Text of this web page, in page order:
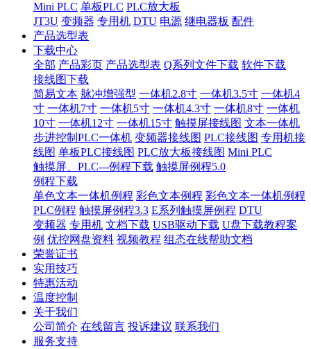
Mini PLC 单板PLC PLC放大板
JT3U 变频器 专用机 DTU 电源 继电器板 配件
产品选型表
下载中心
全部 产品彩页 产品选型表 Q系列文件下载 软件下载
接线图下载
简易文本 脉冲增强型 一体机2.8寸 一体机3.5寸 一体机4
寸 一体机7寸 一体机5寸 一体机4.3寸 一体机8寸 一体机
10寸 一体机12寸 一体机15寸 触摸屏接线图 文本一体机
步进控制PLC一体机 变频器接线图 PLC接线图 专用机接
线图 单板PLC接线图 PLC放大板接线图 Mini PLC
触摸屏、PLC---例程下载 触摸屏例程5.0
例程下载
单色文本一体机例程 彩色文本例程 彩色文本一体机例程
PLC例程 触摸屏例程3.3 E系列触摸屏例程 DTU
变频器 专用机 文档下载 USB驱动下载 U盘下载教程案
例 优控网盘资料 视频教程 组态在线帮助文档
荣誉证书
实用技巧
特惠活动
温度控制
关于我们
公司简介 在线留言 投诉建议 联系我们
服务支持